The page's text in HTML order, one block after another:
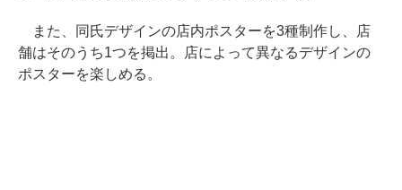
また、同氏デザインの店内ポスターを3種制作し、店
舗はそのうち1つを掲出。店によって異なるデザインの
ポスターを楽しめる。